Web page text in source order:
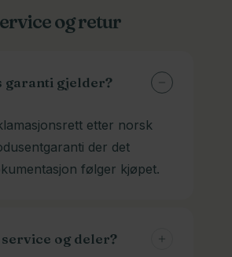
modeller. Ta kontakt med
Det skal mye til for at vi
passer.
og retur
garanti gjelder?
etter norsk
der det
følger kjøpet.
og deler?